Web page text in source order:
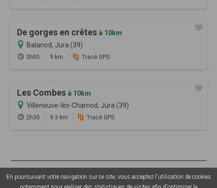
De gorges en crêtes à 10km
Balanod, Jura (39)
3h00 9 km Tracé GPS
Les Combes à 10km
Villeneuve-lès-Charnod, Jura (39)
2h30 9.3 km Tracé GPS
© 2026 Sentiers en France - Tous droits réservés - Photos non
contractuelles -Mentions légales-CGU- CGV- Grouplive - Création
En poursuivant votre navigation sur ce site, vous acceptez l'utilisation de cookies